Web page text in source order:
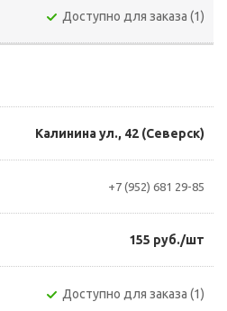
Доступно для заказа (1)
Калинина ул., 42 (Северск)
+7 (952) 681 29-85
155 руб./шт
Доступно для заказа (1)